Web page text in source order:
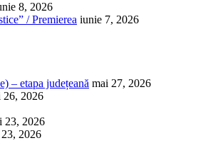
8, 2026
/ Premierea iunie 7, 2026
– etapa județeană mai 27, 2026
26, 2026
23, 2026
2026